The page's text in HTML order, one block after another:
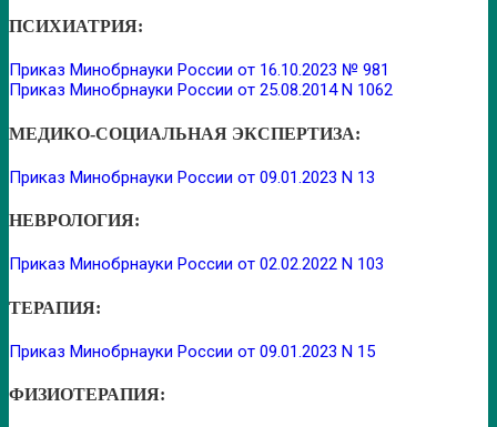
ПСИХИАТРИЯ:
Приказ Минобрнауки России от 16.10.2023 № 981
Приказ Минобрнауки России от 25.08.2014 N 1062
МЕДИКО-СОЦИАЛЬНАЯ ЭКСПЕРТИЗА:
Приказ Минобрнауки России от 09.01.2023 N 13
НЕВРОЛОГИЯ:
Приказ Минобрнауки России от 02.02.2022 N 103
ТЕРАПИЯ:
Приказ Минобрнауки России от 09.01.2023 N 15
ФИЗИОТЕРАПИЯ: